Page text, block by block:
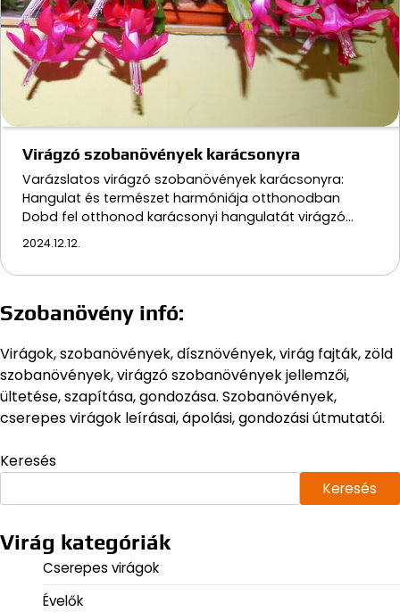
Virágzó szobanövények karácsonyra
Varázslatos virágzó szobanövények karácsonyra:
Hangulat és természet harmóniája otthonodban
Dobd fel otthonod karácsonyi hangulatát virágzó…
2024.12.12.
Szobanövény infó:
Virágok, szobanövények, dísznövények, virág fajták, zöld
szobanövények, virágzó szobanövények jellemzői,
ültetése, szapítása, gondozása. Szobanövények,
cserepes virágok leírásai, ápolási, gondozási útmutatói.
Keresés
Keresés
Virág kategóriák
Cserepes virágok
Évelők